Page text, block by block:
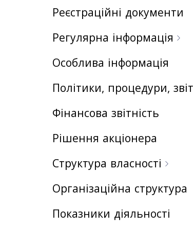
Реєстраційні документи
Регулярна інформація
Особлива інформація
Політики, процедури,
Фінансова звітність
Рішення акціонера
Структура власності
Організаційна структура
Показники діяльності